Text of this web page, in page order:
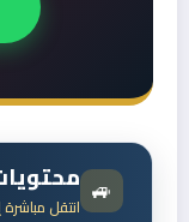
🚙 انتقل